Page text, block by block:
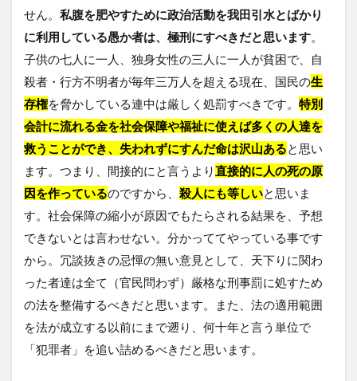
せん。 私腹を肥やすために政治活動を我田引水とばかり
に利用している愚か者は、極刑にすべきだと思います。
子供の七人に一人、独身女性の三人に一人が貧困で、自
殺者・行方不明者が毎年三万人を超える現在、国民の生
存権を脅かしている連中は厳しく処罰すべきです。 特別
会計に流れる金を社会保障や福祉に使えば多くの人達を
救うことができ、失われずにすんだ命は沢山あると思い
ます。つまり、間接的にと言うより直接的に人の死の原
因を作っているのですから、 殺人にも等しいと思いま
す。社会保障の縮小が原因でもたらされる結果を、予想
できないとは言わせない。分かっててやっている事です
から。冗談抜きの忌憚の無い意見として、天下りに関わ
った者達は全て（官民問わず）厳格な刑事罰に処すため
の法を整備するべきだと思います。また、法の適用範囲
を法が成立する以前にまで遡り、何十年と言う単位で
「犯罪者」を追い詰めるべきだと思います。